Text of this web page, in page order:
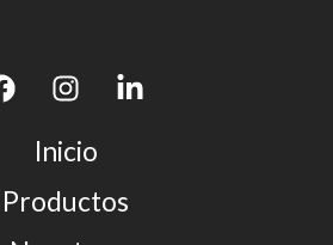
Inicio
Productos